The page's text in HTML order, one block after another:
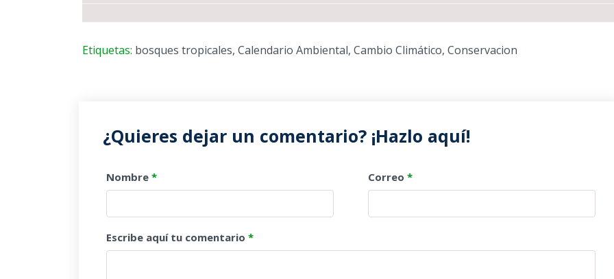
Etiquetas: bosques tropicales, Calendario Ambiental, Cambio Climático, Conservacion
¿Quieres dejar un comentario? ¡Hazlo aquí!
Nombre * Correo *
Escribe aquí tu comentario *